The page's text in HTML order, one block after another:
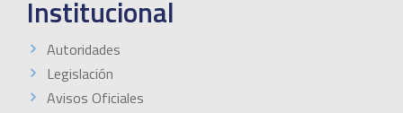
Institucional
Autoridades
Legislación
Avisos Oficiales